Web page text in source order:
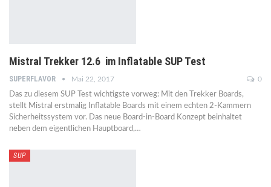
Mistral Trekker 12.6 im Inflatable SUP Test
SUPERFLAVOR Mai 22, 2017 0
Das zu diesem SUP Test wichtigste vorweg: Mit den Trekker Boards,
stellt Mistral erstmalig Inflatable Boards mit einem echten 2-Kammern
Sicherheitssystem vor. Das neue Board-in-Board Konzept beinhaltet
neben dem eigentlichen Hauptboard,…
SUP